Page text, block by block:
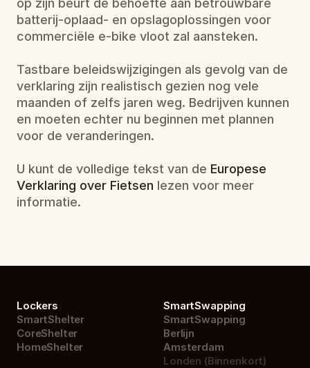
op zijn beurt de behoefte aan betrouwbare
batterij-oplaad- en opslagoplossingen voor
commerciële e-bike vloot zal aansteken.
Tastbare beleidswijzigingen als gevolg van de
verklaring zijn realistisch gezien nog vele
maanden of zelfs jaren weg. Bedrijven kunnen
en moeten echter nu beginnen met plannen
voor de veranderingen.
U kunt de volledige tekst van de Europese
Verklaring over Fietsen lezen voor meer
informatie.
Lockers
SmartShelter
CoreShelter
HomeShelter
SmartSwapping
SmartSwapping
Berlijn
Amsterdam
Londen (Binnenkort)